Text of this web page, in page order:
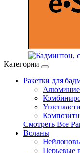
Категории
Ракетки для
Смотреть Все
Воланы
Перьевые